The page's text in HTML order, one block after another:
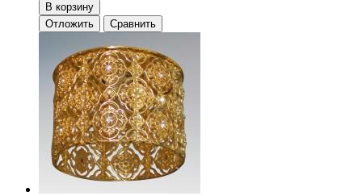
В корзину
Отложить
Сравнить